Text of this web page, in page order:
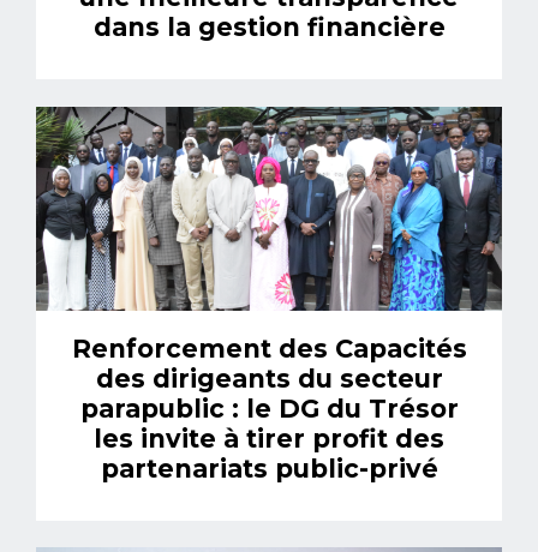
dans la gestion financière
Renforcement des Capacités
des dirigeants du secteur
parapublic : le DG du Trésor
les invite à tirer profit des
partenariats public-privé